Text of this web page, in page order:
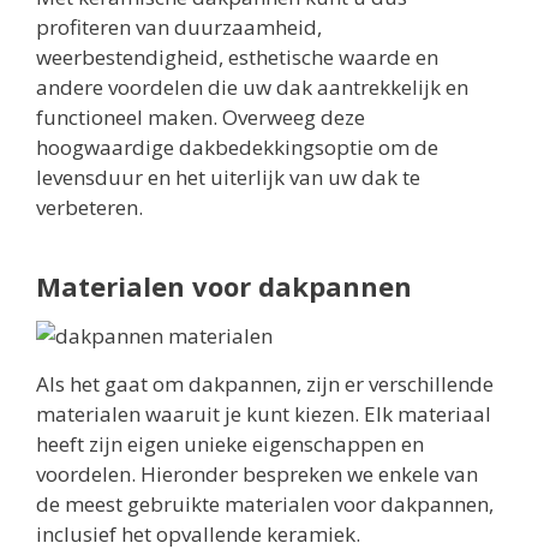
profiteren van duurzaamheid,
weerbestendigheid, esthetische waarde en
andere voordelen die uw dak aantrekkelijk en
functioneel maken. Overweeg deze
hoogwaardige dakbedekkingsoptie om de
levensduur en het uiterlijk van uw dak te
verbeteren.
Materialen voor dakpannen
Als het gaat om dakpannen, zijn er verschillende
materialen waaruit je kunt kiezen. Elk materiaal
heeft zijn eigen unieke eigenschappen en
voordelen. Hieronder bespreken we enkele van
de meest gebruikte materialen voor dakpannen,
inclusief het opvallende keramiek.